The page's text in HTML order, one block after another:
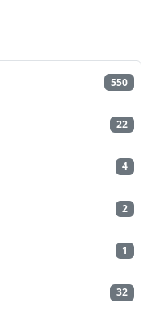
550
22
4
2
1
32